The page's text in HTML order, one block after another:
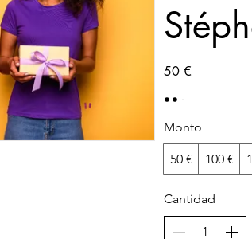
50 €
Monto
50 € 100 €
Cantidad